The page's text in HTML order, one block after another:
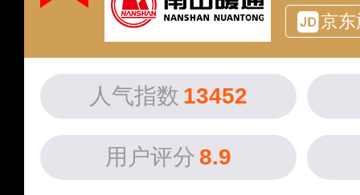
京
人气指数 13452
用户评分 8.9